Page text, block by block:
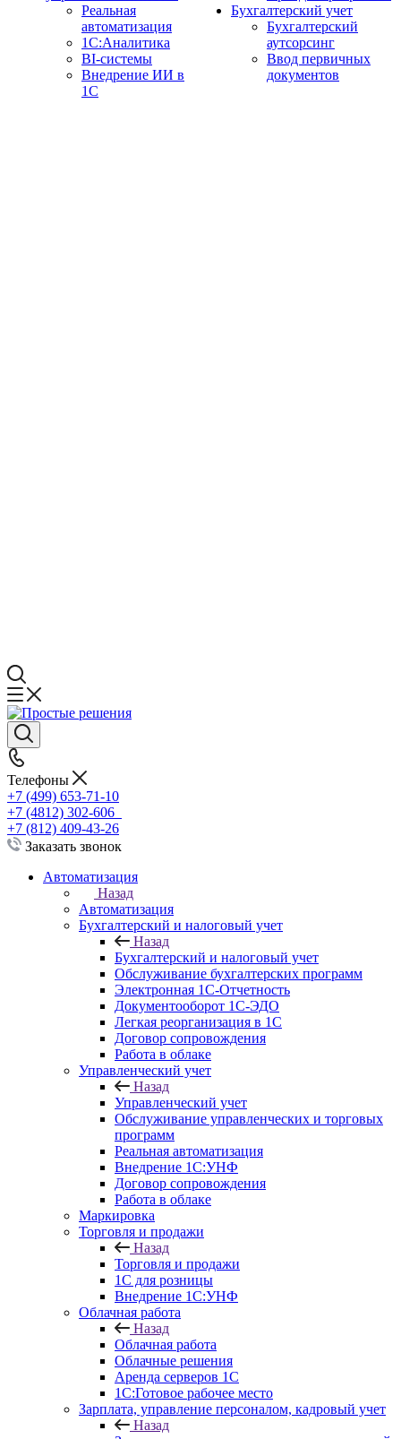
Реальная
автоматизация
1С:Аналитика
BI-системы
Внедрение ИИ в
1С
Бухгалтерский учет
Бухгалтерский
аутсорсинг
Ввод первичных
документов
Телефоны
+7 (499) 653-71-10
+7 (4812) 302-606
+7 (812) 409-43-26
Заказать звонок
Автоматизация
Назад
Автоматизация
Бухгалтерский и налоговый учет
Назад
Бухгалтерский и налоговый учет
Обслуживание бухгалтерских программ
Электронная 1С-Отчетность
Документооборот 1С-ЭДО
Легкая реорганизация в 1С
Договор сопровождения
Работа в облаке
Управленческий учет
Назад
Управленческий учет
Обслуживание управленческих и торговых
программ
Реальная автоматизация
Внедрение 1С:УНФ
Договор сопровождения
Работа в облаке
Маркировка
Торговля и продажи
Назад
Торговля и продажи
1С для розницы
Внедрение 1С:УНФ
Облачная работа
Назад
Облачная работа
Облачные решения
Аренда серверов 1С
1C:Готовое рабочее место
Зарплата, управление персоналом, кадровый учет
Назад